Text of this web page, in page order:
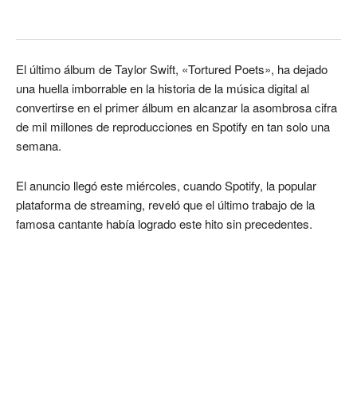
El último álbum de Taylor Swift, «Tortured Poets», ha dejado
una huella imborrable en la historia de la música digital al
convertirse en el primer álbum en alcanzar la asombrosa cifra
de mil millones de reproducciones en Spotify en tan solo una
semana.
El anuncio llegó este miércoles, cuando Spotify, la popular
plataforma de streaming, reveló que el último trabajo de la
famosa cantante había logrado este hito sin precedentes.